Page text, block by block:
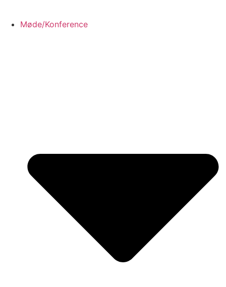
Møde/Konference